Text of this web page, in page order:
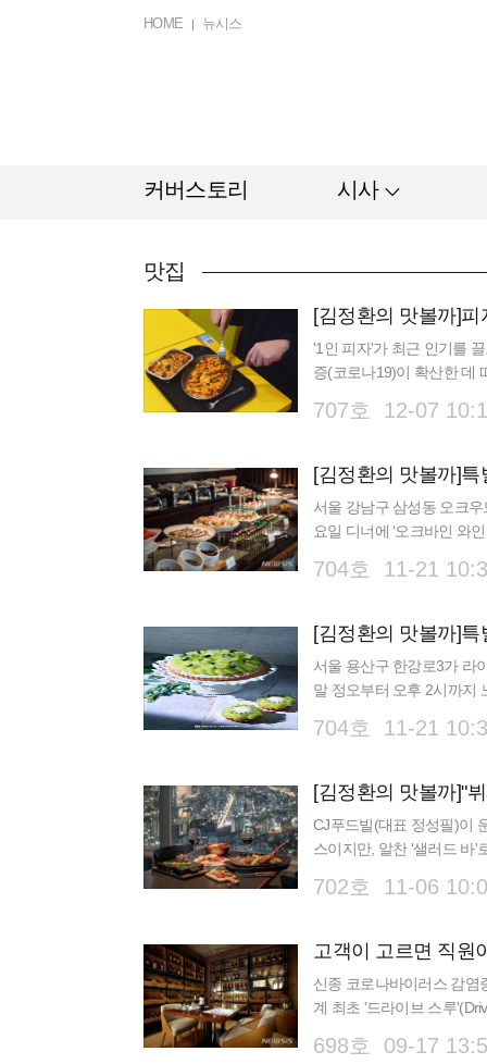
HOME 뉴시스
커버스토리 시사
맛집
[김정환의 맛볼까]
'1인 피자'가 최근 인기를
증(코로나19)이 확산한 데
707호 12-07
서울 강남구 삼성동 오크
요일 디너에 ‘오크바인 와
704호 11-21
서울 용산구 한강로3가 라
말 정오부터 오후 2시까지
704호 11-21
[김정환의 맛볼까]"
CJ푸드빌(대표 정성필)이
스이지만, 알찬 '샐러드 바'
702호 11-06
고객이 고르면 직원
신종 코로나바이러스 감염
계 최초 '드라이브 스루
698호 09-17